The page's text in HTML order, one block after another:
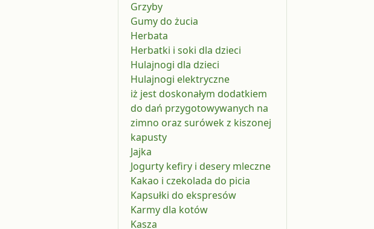
Grzyby
Gumy do żucia
Herbata
Herbatki i soki dla dzieci
Hulajnogi dla dzieci
Hulajnogi elektryczne
iż jest doskonałym dodatkiem
do dań przygotowywanych na
zimno oraz surówek z kiszonej
kapusty
Jajka
Jogurty kefiry i desery mleczne
Kakao i czekolada do picia
Kapsułki do ekspresów
Karmy dla kotów
Kasza